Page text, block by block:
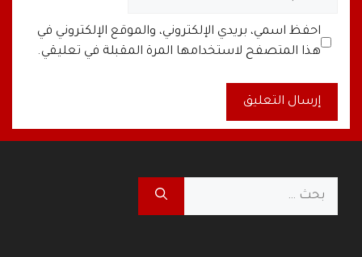
البريد
الإلكتروني
الموقع
الإلكتروني
احفظ اسمي، بريدي الإلكتروني، والموقع الإلكتروني في
هذا المتصفح لاستخدامها المرة المقبلة في تعليقي.
A
t
r
البحث